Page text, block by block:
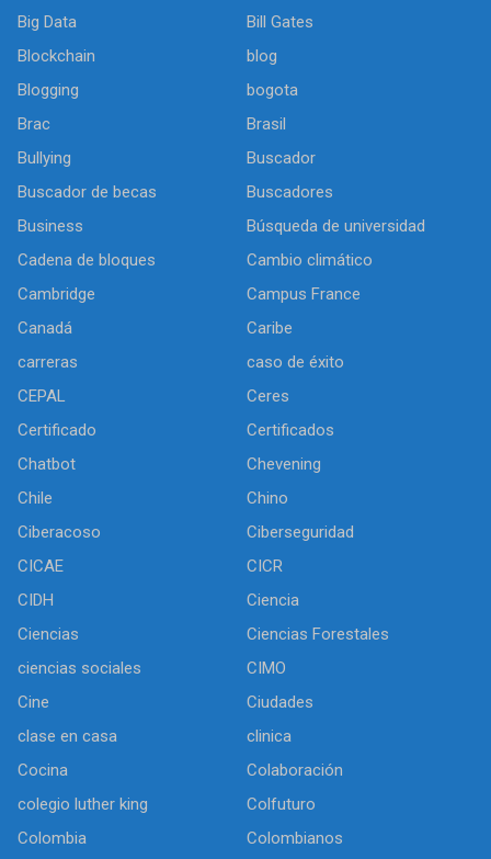
Big Data
Bill Gates
Blockchain
blog
Blogging
bogota
Brac
Brasil
Bullying
Buscador
Buscador de becas
Buscadores
Business
Búsqueda de universidad
Cadena de bloques
Cambio climático
Cambridge
Campus France
Canadá
Caribe
carreras
caso de éxito
CEPAL
Ceres
Certificado
Certificados
Chatbot
Chevening
Chile
Chino
Ciberacoso
Ciberseguridad
CICAE
CICR
CIDH
Ciencia
Ciencias
Ciencias Forestales
ciencias sociales
CIMO
Cine
Ciudades
clase en casa
clinica
Cocina
Colaboración
colegio luther king
Colfuturo
Colombia
Colombianos